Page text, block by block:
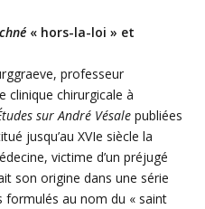
« hors-la-loi » et
professeur
clinique chirurgicale à
sur André Vésale publiées
jusqu’au XVIe siècle la
victime d’un préjugé
son origine dans une série
formulés au nom du « saint